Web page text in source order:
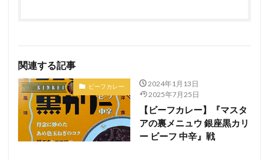
関連する記事
ビーフカレー
2024年1月13日
2025年7月25日
【ビーフカレー】『マスタ
アの裏メニュウ 銀座黒カリ
ー ビーフ 中辛』戦